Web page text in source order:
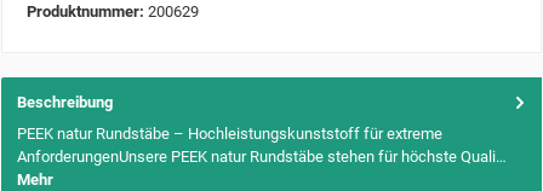
Produktnummer: 200629
Beschreibung
PEEK natur Rundstäbe – Hochleistungskunststoff für extreme
AnforderungenUnsere PEEK natur Rundstäbe stehen für höchste Quali…
Mehr